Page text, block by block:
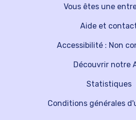
Vous êtes une
Découvrir notre
Aide et
Statistiques
Accessibilité : Non
Conditions générales